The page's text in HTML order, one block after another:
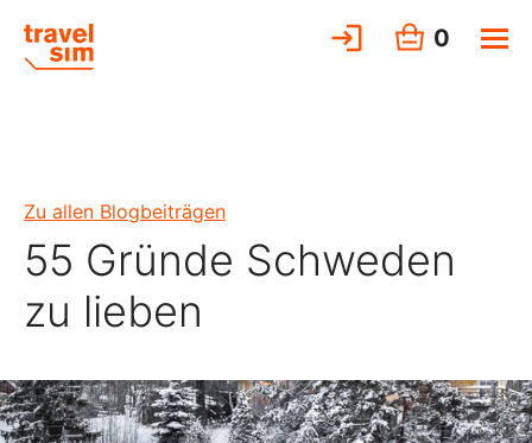
0
Zu allen Blogbeiträgen
55 Gründe Schweden
zu lieben